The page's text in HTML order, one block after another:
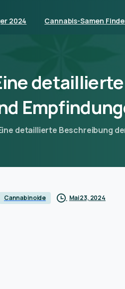
2024 Cannabis-Samen
detaillierte
detaillierte Beschreibung
Cannabinoide Mai 23, 2024